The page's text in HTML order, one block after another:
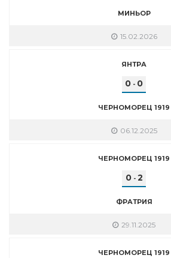
МИНЬОР
15.02.2026
ЯНТРА
0 - 0
ЧЕРНОМОРЕЦ 1919
06.12.2025
ЧЕРНОМОРЕЦ 1919
0- 2
ФРАТРИЯ
29.11.2025
ЧЕРНОМОРЕЦ 1919